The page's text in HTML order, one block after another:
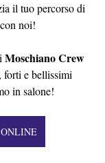
il tuo percorso di
noi!
Moschiano Crew
forti e bellissimi
in salone!